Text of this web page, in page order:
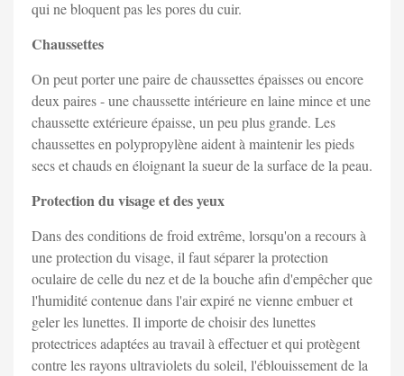
qui ne bloquent pas les pores du cuir.
Chaussettes
On peut porter une paire de chaussettes épaisses ou encore
deux paires - une chaussette intérieure en laine mince et une
chaussette extérieure épaisse, un peu plus grande. Les
chaussettes en polypropylène aident à maintenir les pieds
secs et chauds en éloignant la sueur de la surface de la peau.
Protection du visage et des yeux
Dans des conditions de froid extrême, lorsqu'on a recours à
une protection du visage, il faut séparer la protection
oculaire de celle du nez et de la bouche afin d'empêcher que
l'humidité contenue dans l'air expiré ne vienne embuer et
geler les lunettes. Il importe de choisir des lunettes
protectrices adaptées au travail à effectuer et qui protègent
contre les rayons ultraviolets du soleil, l'éblouissement de la